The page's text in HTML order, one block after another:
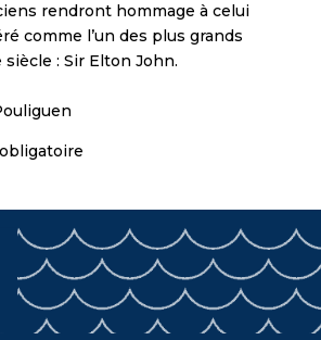
rendront hommage à celui
comme l’un des plus grands
: Sir Elton John.